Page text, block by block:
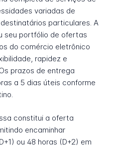
variadas de
particulares. A
seu portfólio de ofertas
do comércio eletrônico
rapidez e
prazos de entrega
a 5 dias úteis conforme
constitui a oferta
encaminhar
ou 48 horas (D+2) em